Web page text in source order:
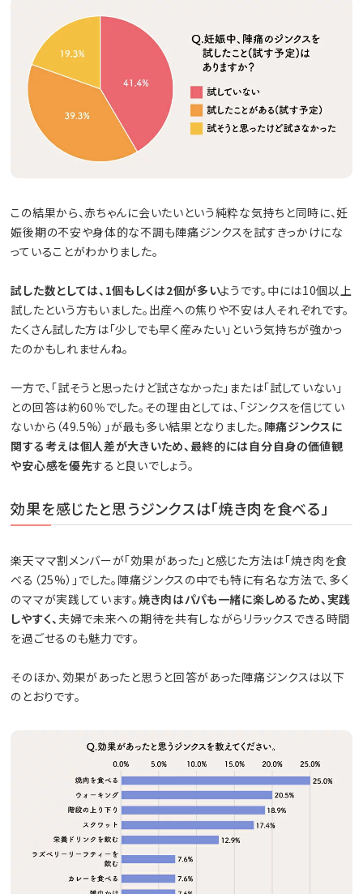
この結果から、赤ちゃんに会いたいという純粋な気持ちと同時に、妊
娠後期の不安や身体的な不調も陣痛ジンクスを試すきっかけにな
っていることがわかりました。
試した数としては、1個もしくは2個が多いようです。中には10個以上
試したという方もいました。出産への焦りや不安は人それぞれです。
たくさん試した方は「少しでも早く産みたい」という気持ちが強かっ
たのかもしれませんね。
一方で、「試そうと思ったけど試さなかった」または「試していない」
との回答は約60％でした。その理由としては、「ジンクスを信じてい
ないから（49.5%）」が最も多い結果となりました。 陣痛ジンクスに
関する考えは個人差が大きいため、最終的には自分自身の価値観
や安心感を優先すると良いでしょう。
効果を感じたと思うジンクスは「焼き肉を食べる」
楽天ママ割メンバーが「効果があった」と感じた方法は「焼き肉を食
べる（25%）」でした。陣痛ジンクスの中でも特に有名な方法で、多く
のママが実践しています。焼き肉はパパも一緒に楽しめるため、実践
しやすく、 夫婦で未来への期待を共有しながらリラックスできる時間
を過ごせるのも魅力です。
そのほか、効果があったと思うと回答があった陣痛ジンクスは以下
のとおりです。